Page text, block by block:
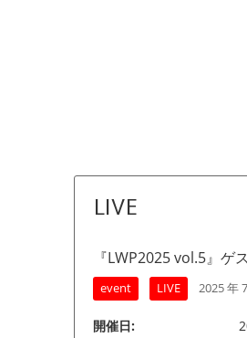
LIVE
『LWP2025 vol.5』ゲ
event LIVE 2025 年
開催日